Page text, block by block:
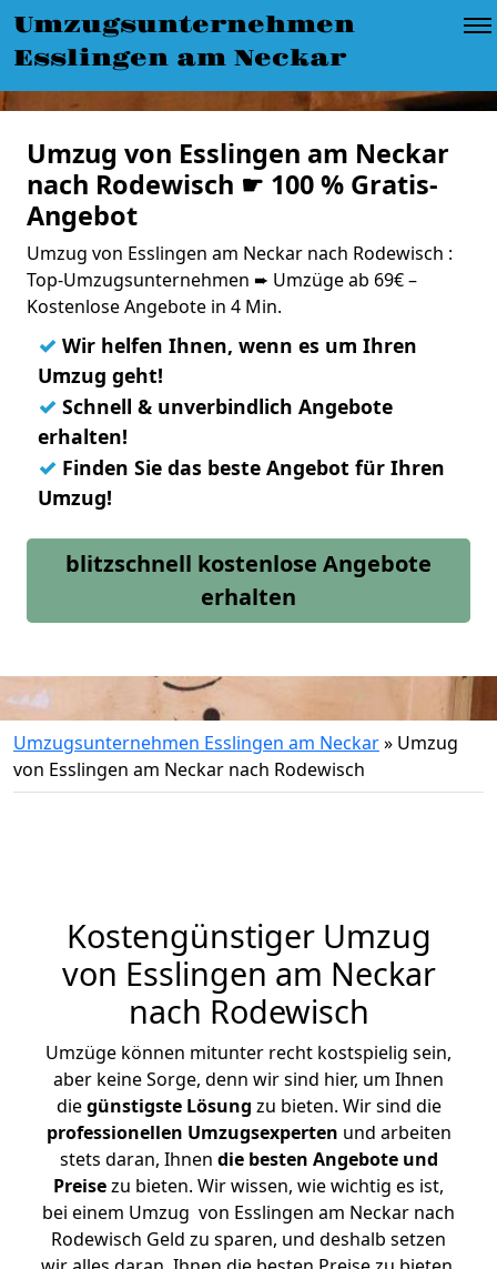
Umzugsunternehmen
Esslingen am Neckar
Umzug von Esslingen am Neckar
nach Rodewisch ☛ 100 % Gratis-
Angebot
Umzug von Esslingen am Neckar nach Rodewisch :
Top-Umzugsunternehmen ➨ Umzüge ab 69€ –
Kostenlose Angebote in 4 Min.
✓ Wir helfen Ihnen, wenn es um Ihren
Umzug geht!
✓ Schnell & unverbindlich Angebote
erhalten!
✓ Finden Sie das beste Angebot für Ihren
Umzug!
blitzschnell kostenlose Angebote
erhalten
Umzugsunternehmen Esslingen am Neckar» Umzug
von Esslingen am Neckar nach Rodewisch
Kostengünstiger Umzug
von Esslingen am Neckar
nach Rodewisch
Umzüge können mitunter recht kostspielig sein,
aber keine Sorge, denn wir sind hier, um Ihnen
diegünstigste Lösung zu bieten. Wir sind die
professionellen Umzugsexperten und arbeiten
stets daran, Ihnen die besten Angebote und
Preisezu bieten. Wir wissen, wie wichtig es ist,
bei einem Umzug von Esslingen am Neckar nach
Rodewisch Geld zu sparen, und deshalb setzen